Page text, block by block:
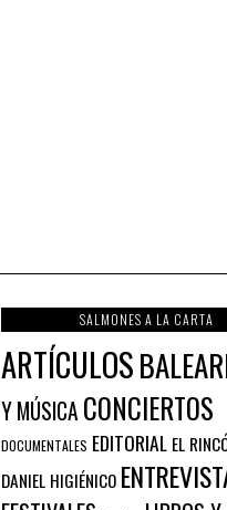
SALMONES A LA CARTA
ARTÍCULOS
Y MÚSICA CONCIERTOS
DOCUMENTALES EDITORIAL EL
DANIEL HIGIÉNICO